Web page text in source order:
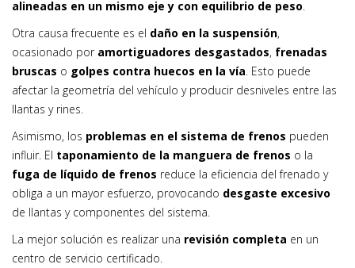
alineadas en un mismo eje y con equilibrio de peso
Otra causa frecuente es el daño en la suspensión,
ocasionado por amortiguadores desgastados, frenadas
bruscas o golpes contra huecos en la vía . Esto puede
afectar la geometría del vehículo y producir desniveles entre las
llantas y rines.
Asimismo, los problemas en el sistema de frenos pueden
influir. El taponamiento de la manguera de frenos o la
fuga de líquido de frenos reduce la eficiencia del frenado y
obliga a un mayor esfuerzo, provocando desgaste excesivo
de llantas y componentes del sistema.
La mejor solución es realizar una revisión completa en un
centro de servicio certificado.